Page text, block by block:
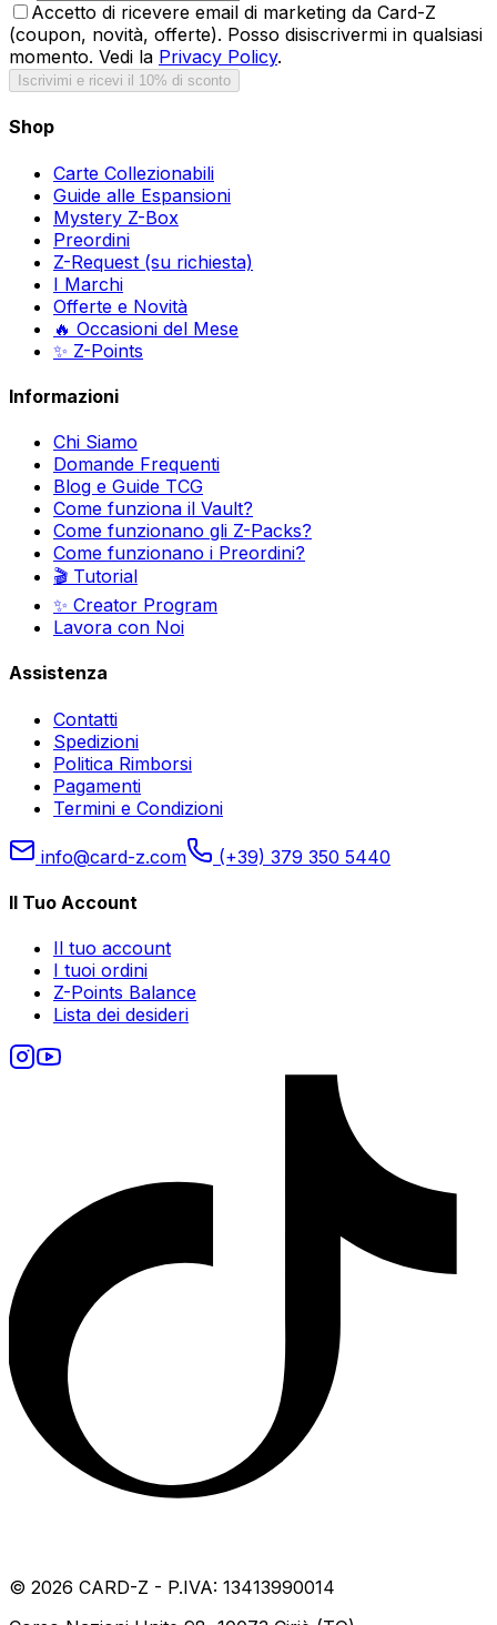
Accetto di ricevere email di marketing da Card-Z
(coupon, novità, offerte). Posso disiscrivermi in qualsiasi
momento. Vedi la Privacy Policy.
Iscrivimi e ricevi il 10% di sconto
Shop
Carte Collezionabili
Guide alle Espansioni
Mystery Z-Box
Preordini
Z-Request (su richiesta)
I Marchi
Offerte e Novità
🔥 Occasioni del Mese
✨ Z-Points
Informazioni
Chi Siamo
Domande Frequenti
Blog e Guide TCG
Come funziona il Vault?
Come funzionano gli Z-Packs?
Come funzionano i Preordini?
🎬 Tutorial
✨ Creator Program
Lavora con Noi
Assistenza
Contatti
Spedizioni
Politica Rimborsi
Pagamenti
Termini e Condizioni
info@card-z.com (+39) 379 350 5440
Il Tuo Account
Il tuo account
I tuoi ordini
Z-Points Balance
Lista dei desideri
© 2026 CARD-Z - P.IVA: 13413990014